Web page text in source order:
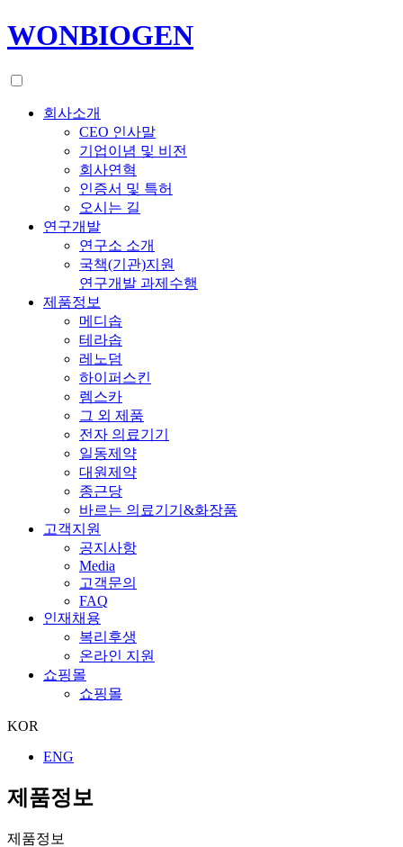
WONBIOGEN
회사소개
CEO 인사말
기업이념 및 비전
회사연혁
인증서 및 특허
오시는 길
연구개발
연구소 소개
국책(기관)지원
연구개발 과제수행
제품정보
메디솝
테라솝
레노덤
하이퍼스킨
렘스카
그 외 제품
전자 의료기기
일동제약
대원제약
종근당
바르는 의료기기&화장품
고객지원
공지사항
Media
고객문의
FAQ
인재채용
복리후생
온라인 지원
쇼핑몰
쇼핑몰
KOR
ENG
제품정보
제품정보